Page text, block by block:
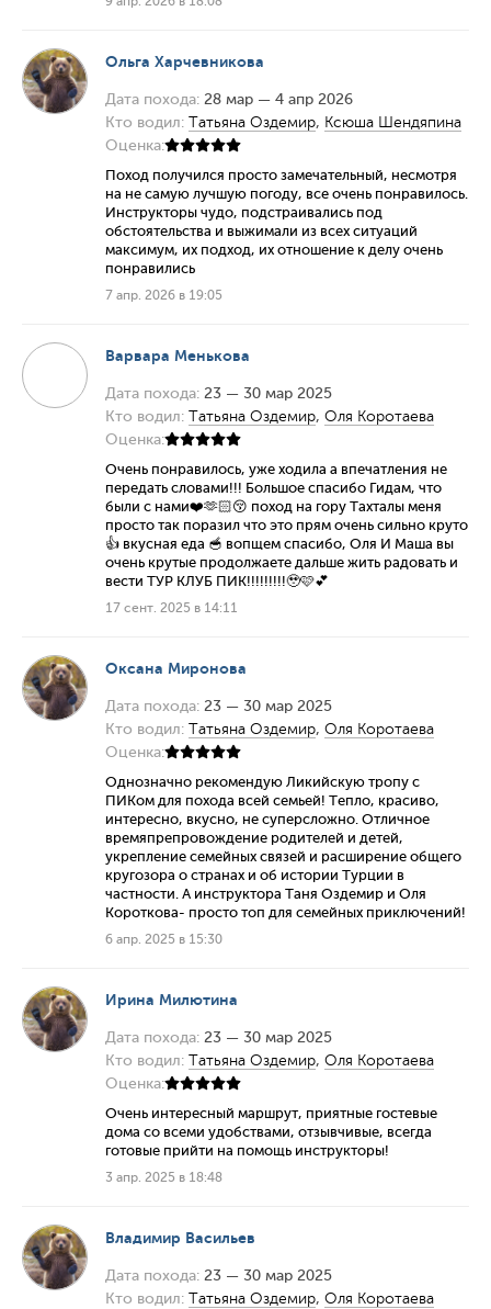
Ольга Харчевникова
Дата похода: 28 мар — 4 апр 2026
Кто водил: Татьяна Оздемир, Ксюша Шендяпина
Оценка:
Поход получился просто замечательный, несмотря
на не самую лучшую погоду, все очень понравилось.
Инструкторы чудо, подстраивались под
обстоятельства и выжимали из всех ситуаций
максимум, их подход, их отношение к делу очень
понравились
7 апр. 2026 в 19:05
Варвара Менькова
Дата похода: 23 — 30 мар 2025
Кто водил: Татьяна Оздемир, Оля Коротаева
Оценка:
Очень понравилось, уже ходила а впечатления не
передать словами!!! Большое спасибо Гидам, что
были с нами❤️🫶🏻😚 поход на гору Тахталы меня
просто так поразил что это прям очень сильно круто
👍 вкусная еда 🥣 вопщем спасибо, Оля И Маша вы
очень крутые продолжаете дальше жить радовать и
вести ТУР КЛУБ ПИК!!!!!!!!!🥹🩷💕
17 сент. 2025 в 14:11
Оксана Миронова
Дата похода: 23 — 30 мар 2025
Кто водил: Татьяна Оздемир, Оля Коротаева
Оценка:
Однозначно рекомендую Ликийскую тропу с
ПИКом для похода всей семьей! Тепло, красиво,
интересно, вкусно, не суперсложно. Отличное
времяпрепровождение родителей и детей,
укрепление семейных связей и расширение общего
кругозора о странах и об истории Турции в
частности. А инструктора Таня Оздемир и Оля
Короткова- просто топ для семейных приключений!
6 апр. 2025 в 15:30
Ирина Милютина
Дата похода: 23 — 30 мар 2025
Кто водил: Татьяна Оздемир, Оля Коротаева
Оценка:
Очень интересный маршрут, приятные гостевые
дома со всеми удобствами, отзывчивые, всегда
готовые прийти на помощь инструкторы!
3 апр. 2025 в 18:48
Владимир Васильев
Дата похода: 23 — 30 мар 2025
Кто водил: Татьяна Оздемир, Оля Коротаева